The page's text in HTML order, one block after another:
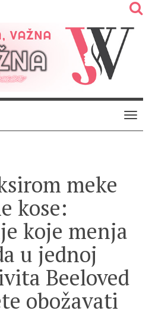
Meni
meke
kose:
koje menja
u jednoj
Beeloved
obožavati